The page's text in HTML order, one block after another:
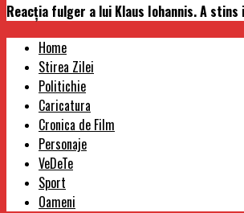
Reacția fulger a lui Klaus Iohannis. A stins
Home
Stirea Zilei
Politichie
Caricatura
Cronica de Film
Personaje
VeDeTe
Sport
Oameni